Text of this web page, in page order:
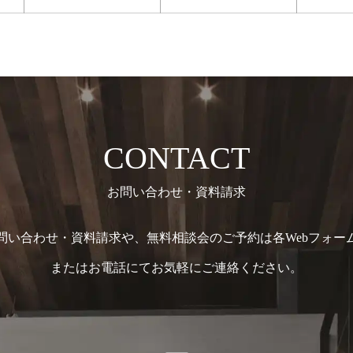
CONTACT
お問い合わせ・資料請求
い合わせ・資料請求や、無料相談会のご予約は各Webフォー
またはお電話にてお気軽にご連絡ください。